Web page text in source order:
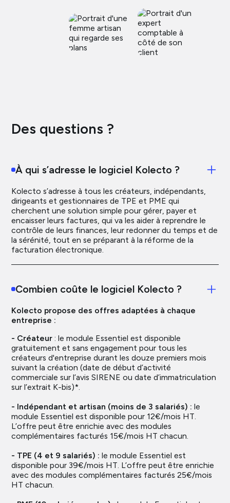
Des questions ?
À qui s’adresse le logiciel Kolecto ?
Kolecto s’adresse à tous les créateurs, indépendants,
dirigeants et gestionnaires de TPE et PME qui
cherchent une solution simple pour gérer, payer et
encaisser leurs factures, qui va les aider à reprendre le
contrôle de leurs finances, leur redonner du temps et de
la sérénité, tout en se préparant à la réforme de la
facturation électronique.
Combien coûte le logiciel Kolecto ?
Kolecto propose des offres adaptées à chaque
entreprise :
- Créateur: le module Essentiel est disponible
gratuitement et sans engagement pour tous les
créateurs d'entreprise durant les douze premiers mois
suivant la création (date de début d’activité
commerciale sur l’avis SIRENE ou date d’immatriculation
sur l’extrait K-bis)*.
- Indépendant et artisan (moins de 3 salariés) : le
module Essentiel est disponible pour 12€/mois HT.
L’offre peut être enrichie avec des modules
complémentaires facturés 15€/mois HT chacun.
- TPE (4 et 9 salariés) : le module Essentiel est
disponible pour 39€/mois HT. L’offre peut être enrichie
avec des modules complémentaires facturés 25€/mois
HT chacun.